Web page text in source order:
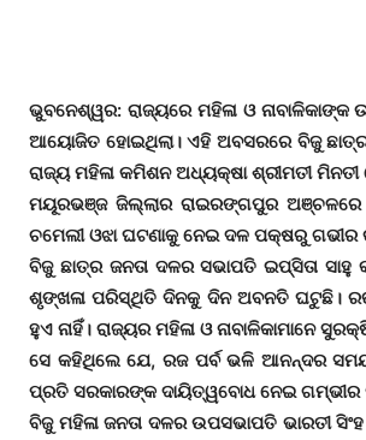
ଭୁବନେଶ୍ୱର: ରାଜ୍ୟରେ ମହିଳା ଓ
ଆୟୋଜିତ ହୋଇଥିଲା। ଏହି ଅବସରରେ ବିଜୁ ଛାତ୍ର
ରାଜ୍ୟ ମହିଳା କମିଶନ ଅଧ୍ୟକ୍ଷା ଶ୍ରୀମତୀ
ମୟୂରଭଞ୍ଜ ଜିଲ୍ଲାର ରାଇରଙ୍ଗପୁର ଅଞ୍ଚଳରେ
ଚମେଲୀ ଓଝା ଘଟଣାକୁ ନେଇ ଦଳ ପକ୍ଷରୁ ଗଭୀର
ବିଜୁ ଛାତ୍ର ଜନତା ଦଳର ସଭାପତି ଇପ୍ସିତା
ଶୃଙ୍ଖଳା ପରିସ୍ଥିତି ଦିନକୁ ଦିନ ଅବନତି ଘଟୁଛି।
ହୁଏ ନାହିଁ। ରାଜ୍ୟର ମହିଳା ଓ ନାବାଳିକାମାନେ
ସେ କହିଥିଲେ ଯେ, ରଜ ପର୍ବ ଭଳି ଆନନ୍ଦର
ପ୍ରତି ସରକାରଙ୍କ ଦାୟିତ୍ୱବୋଧ ନେଇ
ବିଜୁ ମହିଳା ଜନତା ଦଳର ଉପସଭାପତି ଭାରତୀ